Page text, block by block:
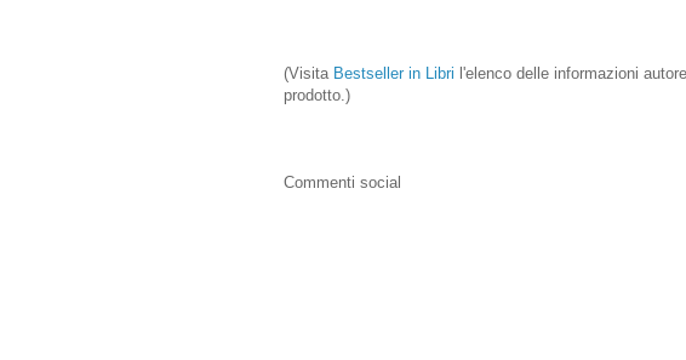
(Visita Bestseller in Libri l'elenco delle informazioni
prodotto.)
Commenti social